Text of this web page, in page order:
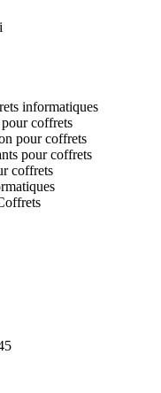
informatiques
coffrets
pour coffrets
pour coffrets
coffrets